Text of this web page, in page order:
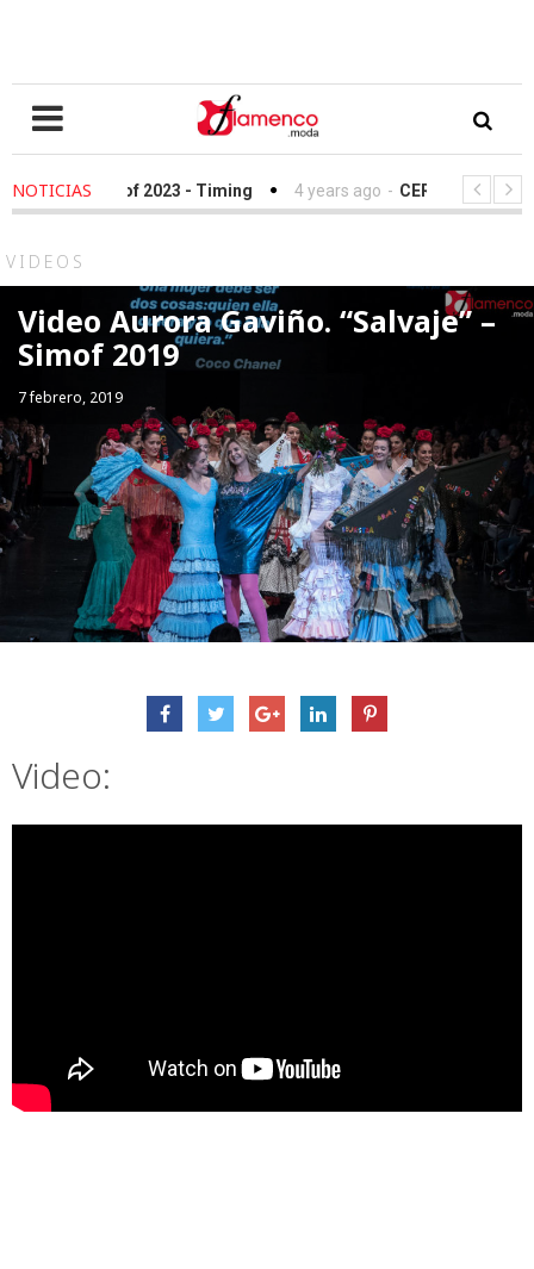
NOTICIAS
ago - Simof 2023 - Timing 4 years ago - CERTAMEN
VIDEOS
Video Aurora Gaviño. “Salvaje” –
Simof 2019
7 febrero, 2019
Video: